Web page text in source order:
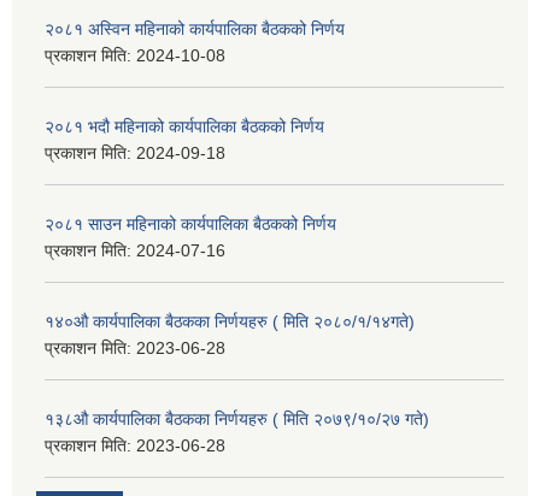
२०८१ अस्विन महिनाको कार्यपालिका बैठकको निर्णय
प्रकाशन मिति: 2024-10-08
२०८१ भदौ महिनाको कार्यपालिका बैठकको निर्णय
प्रकाशन मिति: 2024-09-18
२०८१ साउन महिनाको कार्यपालिका बैठकको निर्णय
प्रकाशन मिति: 2024-07-16
१४०औ कार्यपालिका बैठकका निर्णयहरु ( मिति २०८०/१/१४गते)
प्रकाशन मिति: 2023-06-28
१३८औ कार्यपालिका बैठकका निर्णयहरु ( मिति २०७९/१०/२७ गते)
प्रकाशन मिति: 2023-06-28